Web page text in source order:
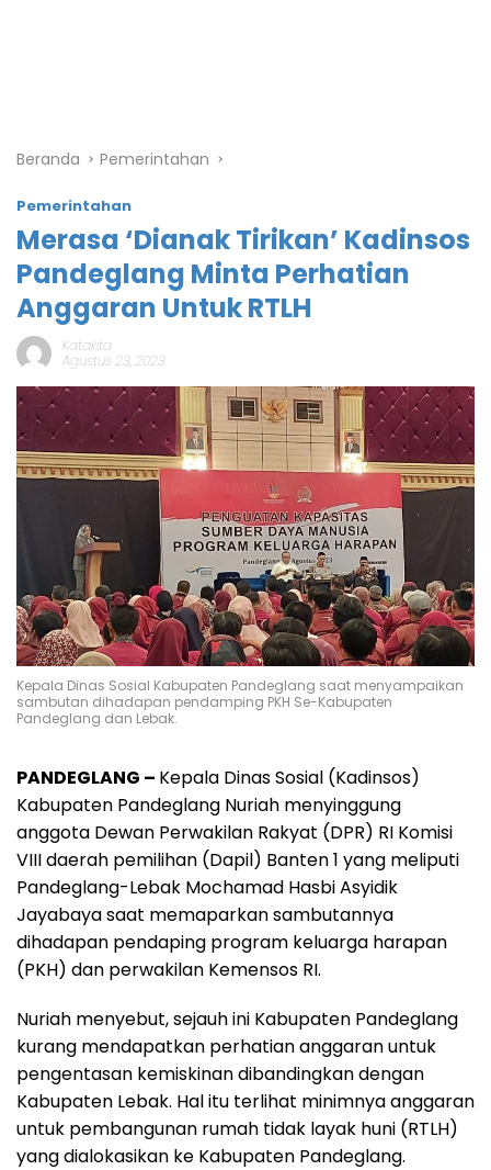
Beranda Pemerintahan
Pemerintahan
Merasa ‘Dianak Tirikan’ Kadinsos
Pandeglang Minta Perhatian
Anggaran Untuk RTLH
Katakita
Agustus 23, 2023
Kepala Dinas Sosial Kabupaten Pandeglang saat menyampaikan
sambutan dihadapan pendamping PKH Se-Kabupaten
Pandeglang dan Lebak.
PANDEGLANG – Kepala Dinas Sosial (Kadinsos)
Kabupaten Pandeglang Nuriah menyinggung
anggota Dewan Perwakilan Rakyat (DPR) RI Komisi
VIII daerah pemilihan (Dapil) Banten 1 yang meliputi
Pandeglang-Lebak Mochamad Hasbi Asyidik
Jayabaya saat memaparkan sambutannya
dihadapan pendaping program keluarga harapan
(PKH) dan perwakilan Kemensos RI.
Nuriah menyebut, sejauh ini Kabupaten Pandeglang
kurang mendapatkan perhatian anggaran untuk
pengentasan kemiskinan dibandingkan dengan
Kabupaten Lebak. Hal itu terlihat minimnya anggaran
untuk pembangunan rumah tidak layak huni (RTLH)
yang dialokasikan ke Kabupaten Pandeglang.